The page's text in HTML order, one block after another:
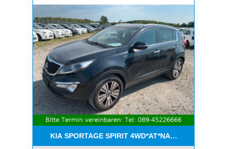
KIA SPORTAGE SPIRIT 4WD*AT*NAVI*8-